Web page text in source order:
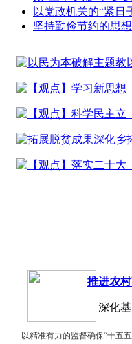
以党政机关的“紧日
坚持勤俭节约的思
推进农
深化
以精准有力的监督确保“十五